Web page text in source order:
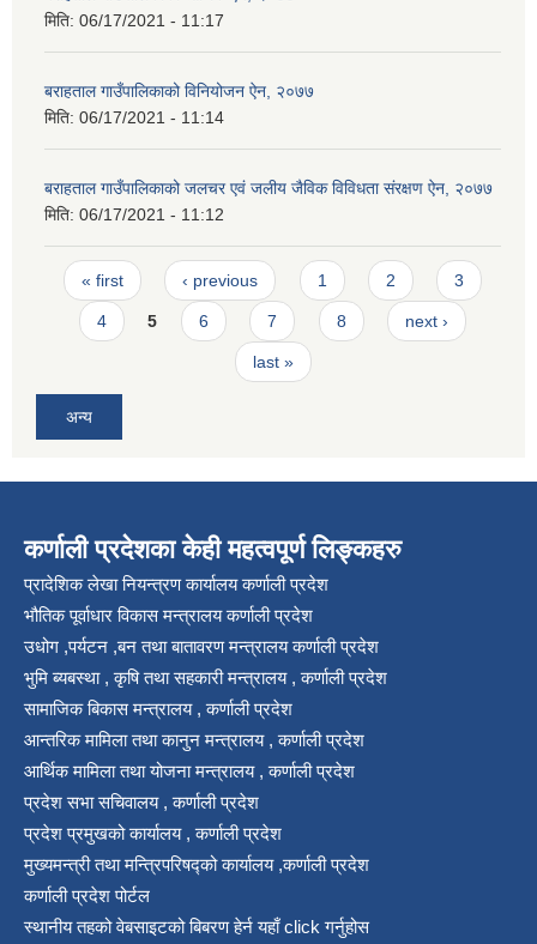
मिति: 06/17/2021 - 11:17
बराहताल गाउँपालिकाको विनियोजन ऐन, २०७७
मिति: 06/17/2021 - 11:14
बराहताल गाउँपालिकाको जलचर एवं जलीय जैविक विविधता संरक्षण ऐन, २०७७
मिति: 06/17/2021 - 11:12
Pages
« first ‹ previous 1 2 3
4 5 6 7 8 next ›
last »
अन्य
कर्णाली प्रदेशका केही महत्वपूर्ण लिङ्कहरु
प्रादेशिक लेखा नियन्त्रण कार्यालय कर्णाली प्रदेश
भौतिक पूर्वाधार विकास मन्त्रालय कर्णाली प्रदेश
उधोग ,पर्यटन ,बन तथा बातावरण मन्त्रालय कर्णाली प्रदेश
भुमि ब्यबस्था , कृषि तथा सहकारी मन्त्रालय , कर्णाली प्रदेश
सामाजिक बिकास मन्त्रालय , कर्णाली प्रदेश
आन्तरिक मामिला तथा कानुन मन्त्रालय , कर्णाली प्रदेश
आर्थिक मामिला तथा योजना मन्त्रालय , कर्णाली प्रदेश
प्रदेश सभा सचिवालय , कर्णाली प्रदेश
प्रदेश प्रमुखको कार्यालय , कर्णाली प्रदेश
मुख्यमन्त्री तथा मन्त्रिपरिषद्को कार्यालय ,कर्णाली प्रदेश
कर्णाली प्रदेश पोर्टल
स्थानीय तहको वेबसाइटको बिबरण हेर्न यहाँ click गर्नुहोस